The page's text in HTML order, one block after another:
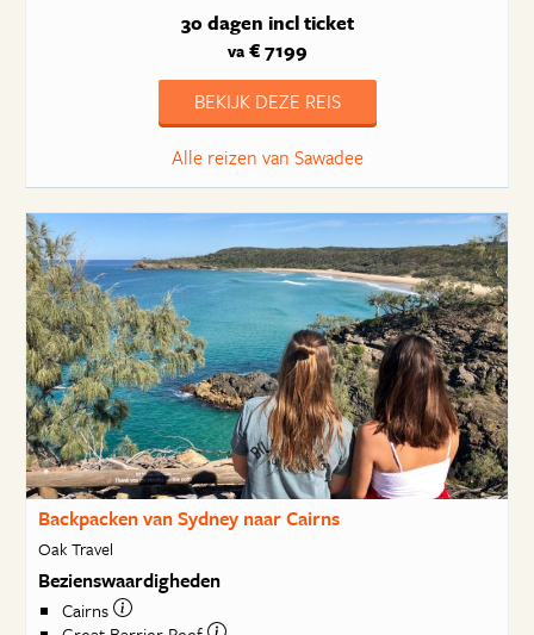
30 dagen incl ticket
va€ 7199
BEKIJK DEZE REIS
Alle reizen van Sawadee
Backpacken van Sydney naar Cairns
Oak Travel
Bezienswaardigheden
Cairns